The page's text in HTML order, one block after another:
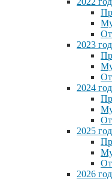
2023 год
2024 год
2025 год
2026 год